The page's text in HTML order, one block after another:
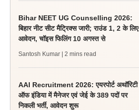
Bihar NEET UG Counselling 2026:
बिहार नीट सीट मैट्रिक्स जारी; राउंड 1, 2 के लिए
आवेदन, चॉइस फिलिंग 10 अगस्त से
Santosh Kumar | 2 mins read
AAI Recruitment 2026: एयरपोर्ट अथॉरिटी
ऑफ इंडिया में मैनेजर एवं जेई के 389 पदों पर
निकली भर्ती, आवेदन शुरू